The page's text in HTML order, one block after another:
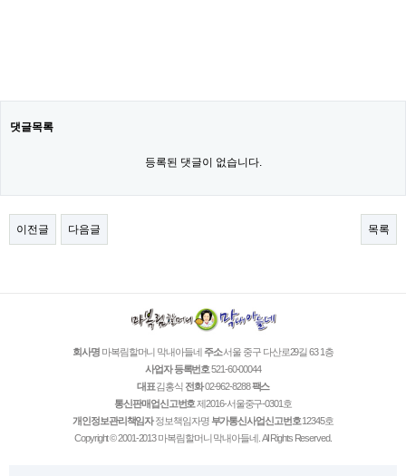
댓글목록
등록된 댓글이 없습니다.
이전글 다음글 목록
회사명 마복림할머니 막내아들네 주소서울 중구 다산로29길 63 1층
사업자 등록번호521-60-00044
대표김홍식 전화02-962-8288팩스
통신판매업신고번호제2016-서울중구-0301호
개인정보관리책임자정보책임자명 부가통신사업신고번호12345호
Copyright © 2001-2013 마복림할머니 막내아들네. All Rights Reserved.